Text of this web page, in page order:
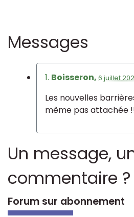
Messages
1. Boisseron, 6 juillet
Les nouvelles
même pas attachée
Un message,
commentaire ?
Forum sur abonnement